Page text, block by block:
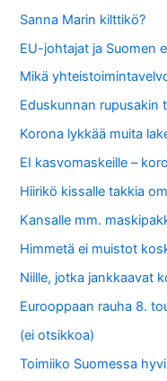
Sanna Marin kilttikö?
EU-johtajat ja Suomen
Mikä
Eduskunnan rupusakin
Korona lykkää muita
EI kasvomaskeille –
Hiirikö kissalle takkia
Kansalle mm.
Himmetä ei muistot
Niille, jotka jankkaavat
Eurooppaan rauha 8.
(ei otsikkoa)
Toimiiko Suomessa